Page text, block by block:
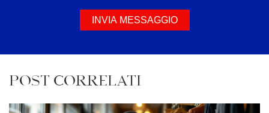
INVIA MESSAGGIO
POST CORRELATI